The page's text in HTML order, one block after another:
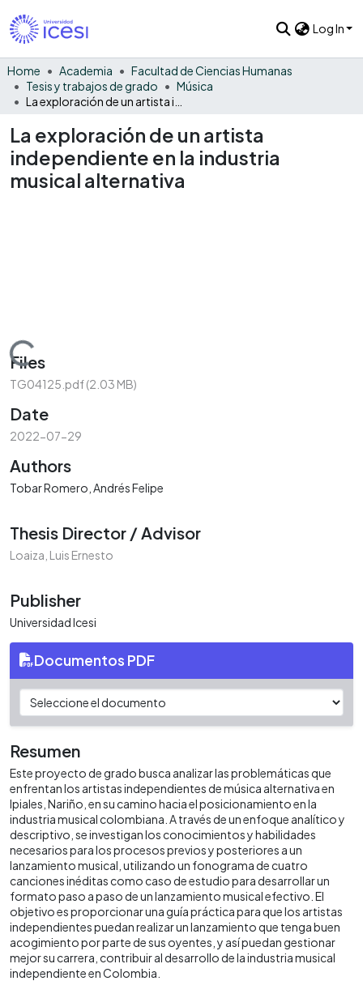
Log In
Home Academia
Facultad de Ciencias Humanas
Tesis y trabajos de grado
Música
La exploración de un artista
independiente en la industria
musical alternativa
Loading...
Files
TG04125.pdf(2.03 MB)
Date
2022-07-29
Authors
Tobar Romero, Andrés Felipe
Thesis Director / Advisor
Loaiza, Luis Ernesto
Publisher
Universidad Icesi
Documentos PDF
Resumen
Este proyecto de grado busca analizar las problemáticas que
enfrentan los artistas independientes de música alternativa en
Ipiales, Nariño, en su camino hacia el posicionamiento en la
industria musical colombiana. A través de un enfoque analítico y
descriptivo, se investigan los conocimientos y habilidades
necesarios para los procesos previos y posteriores a un
lanzamiento musical, utilizando un fonograma de cuatro
canciones inéditas como caso de estudio para desarrollar un
formato paso a paso de un lanzamiento musical efectivo. El
objetivo es proporcionar una guía práctica para que los artistas
independientes puedan realizar un lanzamiento que tenga buen
acogimiento por parte de sus oyentes, y así puedan gestionar
mejor su carrera, contribuir al desarrollo de la industria musical
independiente en Colombia.